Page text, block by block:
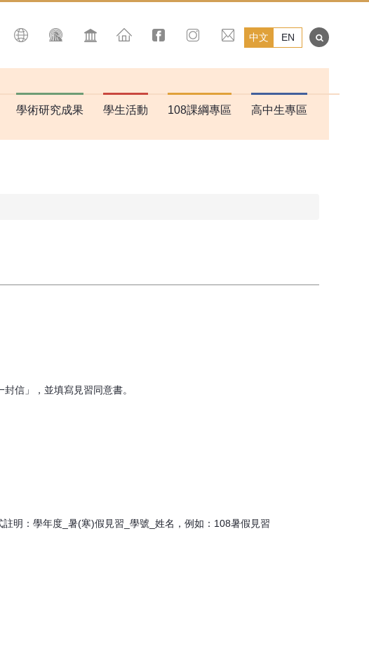
中文 EN
學術研究成果 學生活動 108課綱專區 高中生專區
信」，並填寫見習同意書。
註明：學年度_暑(寒)假見習_學號_姓名，例如：108暑假見習